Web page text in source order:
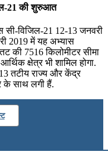
21 की शुरुआत
सी-विजिल-21 12-13 जनवरी
2019 में यह अभ्‍यास
की 7516 किलोमीटर सीमा
क्षेत्र भी शामिल होगा.
तटीय राज्य और केंद्र
के साथ लगी हैं.